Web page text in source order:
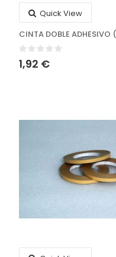
Quick View
CINTA DOBLE
1,92 €